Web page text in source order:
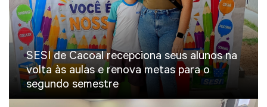
SESI de Cacoal recepciona seus alunos na
volta às aulas e renova metas para o
segundo semestre